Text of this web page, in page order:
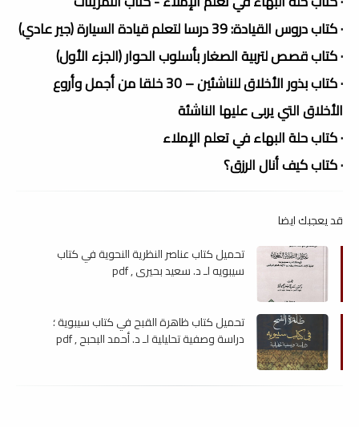
· كتاب دروس القيادة: 39 درسا لتعلم قيادة السيارة (جير عادي)
· كتاب قصص لتربية الصغار بأسلوب الحوار (الجزء الأول)
· كتاب بذور الأخلاق للناشئين – 30 خلقا من أجمل وأروع
الأخلاق التي يربى عليها الناشئة
· كتاب حلة البهاء في تعلم الإملاء
· كتاب كيف أنال الرزق؟
قد يعجبك ايضا
تحميل كتاب عناصر النظرية النحوية في كتاب
سيبويه لـ د. سعيد بحيرى , pdf
تحميل كتاب ظاهرة القبح في كتاب سيبوية ؛
دراسة وصفية تحليلية لـ د. أحمد البحبح , pdf